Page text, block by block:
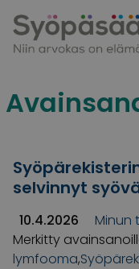
selvinnyt
10.4.2026
Minun
Merkitty
lymfooma,